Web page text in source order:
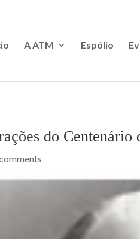
A ATM Espólio
do Centenário